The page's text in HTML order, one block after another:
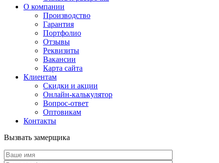
О компании
Производство
Гарантия
Портфолио
Отзывы
Реквизиты
Вакансии
Карта сайта
Клиентам
Скидки и акции
Онлайн-калькулятор
Вопрос-ответ
Оптовикам
Контакты
Вызвать замерщика